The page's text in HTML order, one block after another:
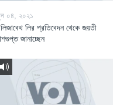
০৪, ২০২১
লির প্রতিবেদন থেকে জয়তী
জানাচ্ছেন